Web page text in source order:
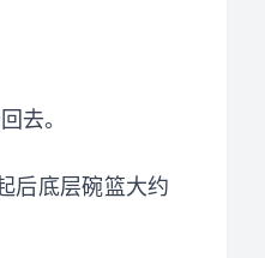
去。
后底层碗篮大约